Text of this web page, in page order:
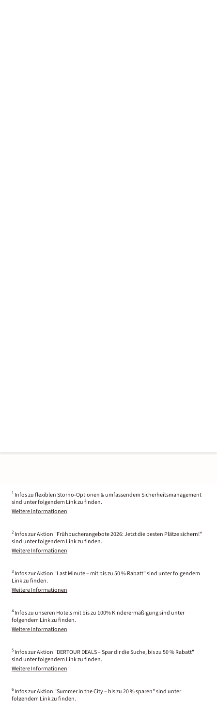
1 Infos zu flexiblen Storno-Optionen & umfassendem Sicherheitsmanagement
sind unter folgendem Link zu finden.
Weitere Informationen
2 Infos zur Aktion "Frühbucherangebote 2026: Jetzt die besten Plätze sichern!"
sind unter folgendem Link zu finden.
Weitere Informationen
3 Infos zur Aktion "Last Minute – mit bis zu 50 % Rabatt" sind unter folgendem
Link zu finden.
Weitere Informationen
4 Infos zu unseren Hotels mit bis zu 100% Kinderermäßigung sind unter
folgendem Link zu finden.
Weitere Informationen
5 Infos zur Aktion "DERTOUR DEALS – Spar dir die Suche, bis zu 50 % Rabatt"
sind unter folgendem Link zu finden.
Weitere Informationen
6 Infos zur Aktion "Summer in the City – bis zu 20 % sparen" sind unter
folgendem Link zu finden.